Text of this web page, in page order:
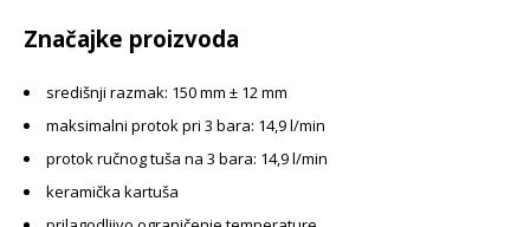
Značajke proizvoda
središnji razmak: 150 mm ± 12 mm
maksimalni protok pri 3 bara: 14,9 l/min
protok ručnog tuša na 3 bara: 14,9 l/min
keramička kartuša